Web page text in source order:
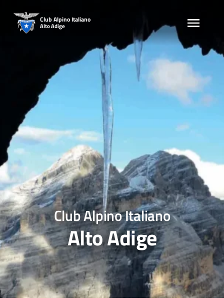
content
Club Alpino Italiano
Alto Adige
Club Alpino Italiano
Alto Adige